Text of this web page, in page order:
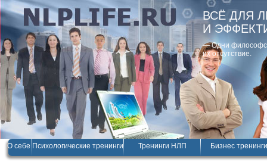
ВСЁ ДЛЯ
И
— Одни
их отсутствие.
О себе Психологические тренинги Тренинги НЛП Бизнес тренинги